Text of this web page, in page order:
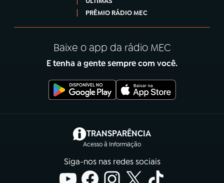
PRÊMIO RÁDIO MEC
Baixe o app da rádio MEC
E tenha a gente sempre com você.
TRANSPARÊNCIA
Acesso à Informação
(abre em nova aba)
Siga-nos nas redes sociais